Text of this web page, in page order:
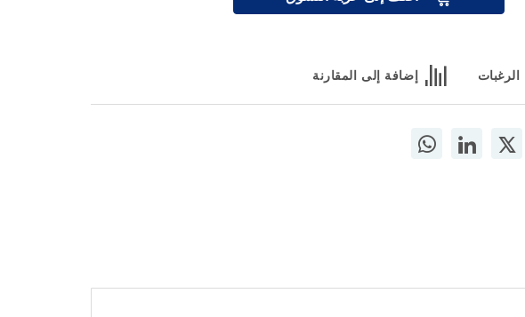
إضافة إلى المقارنة